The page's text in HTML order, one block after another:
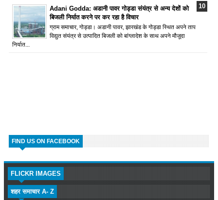
Adani Godda: अडानी पावर गोड्डा संयंत्र से अन्य देशों को
बिजली निर्यात करने पर कर रहा है विचार
ग्राम समाचार, गोड्डा। अडानी पावर, झारखंड के गोड्डा स्थित अपने ताप
विद्युत संयंत्र से उत्पादित बिजली को बांग्लादेश के साथ अपने मौजूदा
निर्यात...
FIND US ON FACEBOOK
FLICKR IMAGES
शहर समाचार A- Z